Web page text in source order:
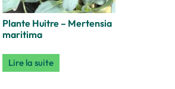
Plante Huitre – Mertensia
maritima
Lire la suite